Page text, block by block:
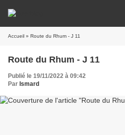
Accueil » Route du Rhum - J 11
Route du Rhum - J 11
Publié le 19/11/2022 à 09:42
Par Ismard